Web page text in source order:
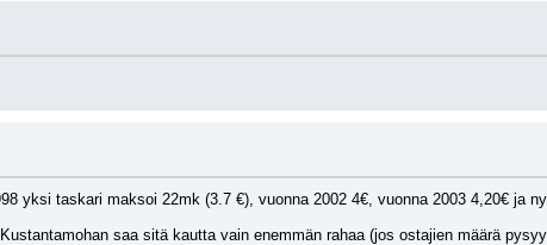
yksi taskari maksoi 22mk (3.7 €), vuonna 2002 4€, vuonna 2003 4,20€ ja
saa sitä kautta vain enemmän rahaa (jos ostajien määrä